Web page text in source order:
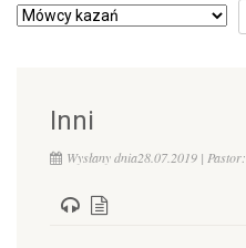
Inni
Wysłany dnia28.07.2019 | Pastor: